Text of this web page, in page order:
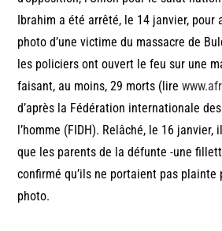
Ibrahim a été arrêté, le 14 janvier, pour
photo d’une victime du massacre de
les policiers ont ouvert le feu sur une
faisant, au moins, 29 morts (lire
d’après la Fédération internationale
l’homme (FIDH). Relâché, le 16
que les parents de la défunte -une
confirmé qu’ils ne portaient pas plainte
photo.